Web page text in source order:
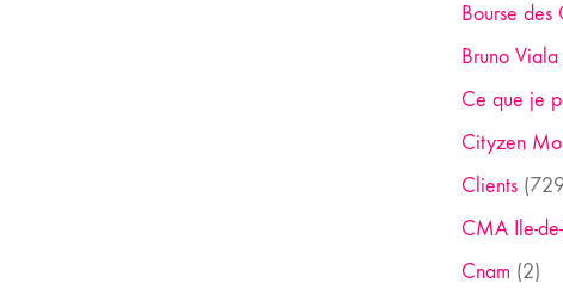
Bourse des
Bruno
Ce que je
Cityzen
Clients
CMA Ile-
Cnam (2)